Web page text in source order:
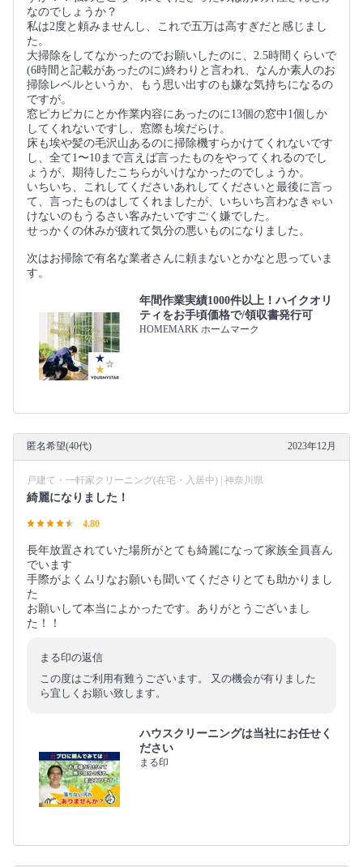
なのでしょうか？
私は2度と頼みませんし、これで五万は高すぎだと感じまし
た。
大掃除をしてなかったのでお願いしたのに、2.5時間くらいで
(6時間と記載があったのに)終わりと言われ、なんか素人のお
掃除レベルというか、もう思い出すのも嫌な気持ちになるの
ですが。
窓ピカピカにとか作業内容にあったのに13個の窓中1個しか
してくれないですし、窓際も埃だらけ。
床も埃や髪の毛沢山あるのに掃除機すらかけてくれないです
し、全て1〜10まで言えば言ったものをやってくれるのでし
ょうが、期待したこちらがいけなかったのでしょうか。
いちいち、これしてくださいあれしてくださいと最後に言っ
て、言ったものはしてくれましたが、いちいち言わなきゃい
けないのもうるさい客みたいですごく嫌でした。
せっかくの休みが疲れて気分の悪いものになりました。
次はお掃除で有名な業者さんに頼まないとかなと思っていま
す。
年間作業実績1000件以上！ハイクオリ
ティをお手頃価格で/領収書発行可
HOMEMARK ホームマーク
匿名希望(40代) 2023年12月
戸建て・一軒家クリーニング(在宅・入居中) | 神奈川県
綺麗になりました！
4.80
長年放置されていた場所がとても綺麗になって家族全員喜ん
でいます
手際がよくムリなお願いも聞いてくださりとても助かりまし
た
お願いして本当によかったです。ありがとうございまし
た！！
まる印の返信
この度はご利用有難うございます。 又の機会が有りました
ら宜しくお願い致します。
ハウスクリーニングは当社にお任せく
ださい
まる印